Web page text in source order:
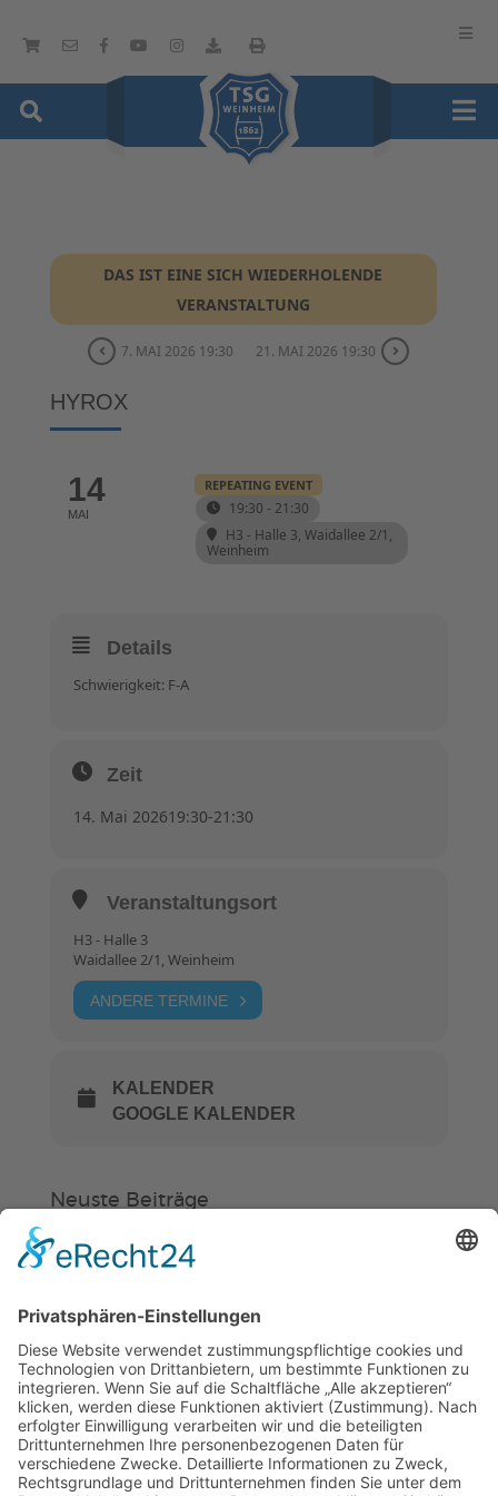
DAS IST EINE SICH WIEDERHOLENDE
VERANSTALTUNG
7. MAI 2026 19:30 21. MAI 2026 19:30
HYROX
14
MAI
REPEATING EVENT
19:30 - 21:30
H3 - Halle 3, Waidallee 2/1,
Weinheim
Details
Schwierigkeit: F-A
Zeit
14. Mai 202619:30-21:30
Veranstaltungsort
H3 - Halle 3
Waidallee 2/1, Weinheim
ANDERE TERMINE
KALENDER
GOOGLE KALENDER
Neuste Beiträge
Verein
Schwimmabzeichen“
Sommercamps: Fußball, Tanz oder
Hockey